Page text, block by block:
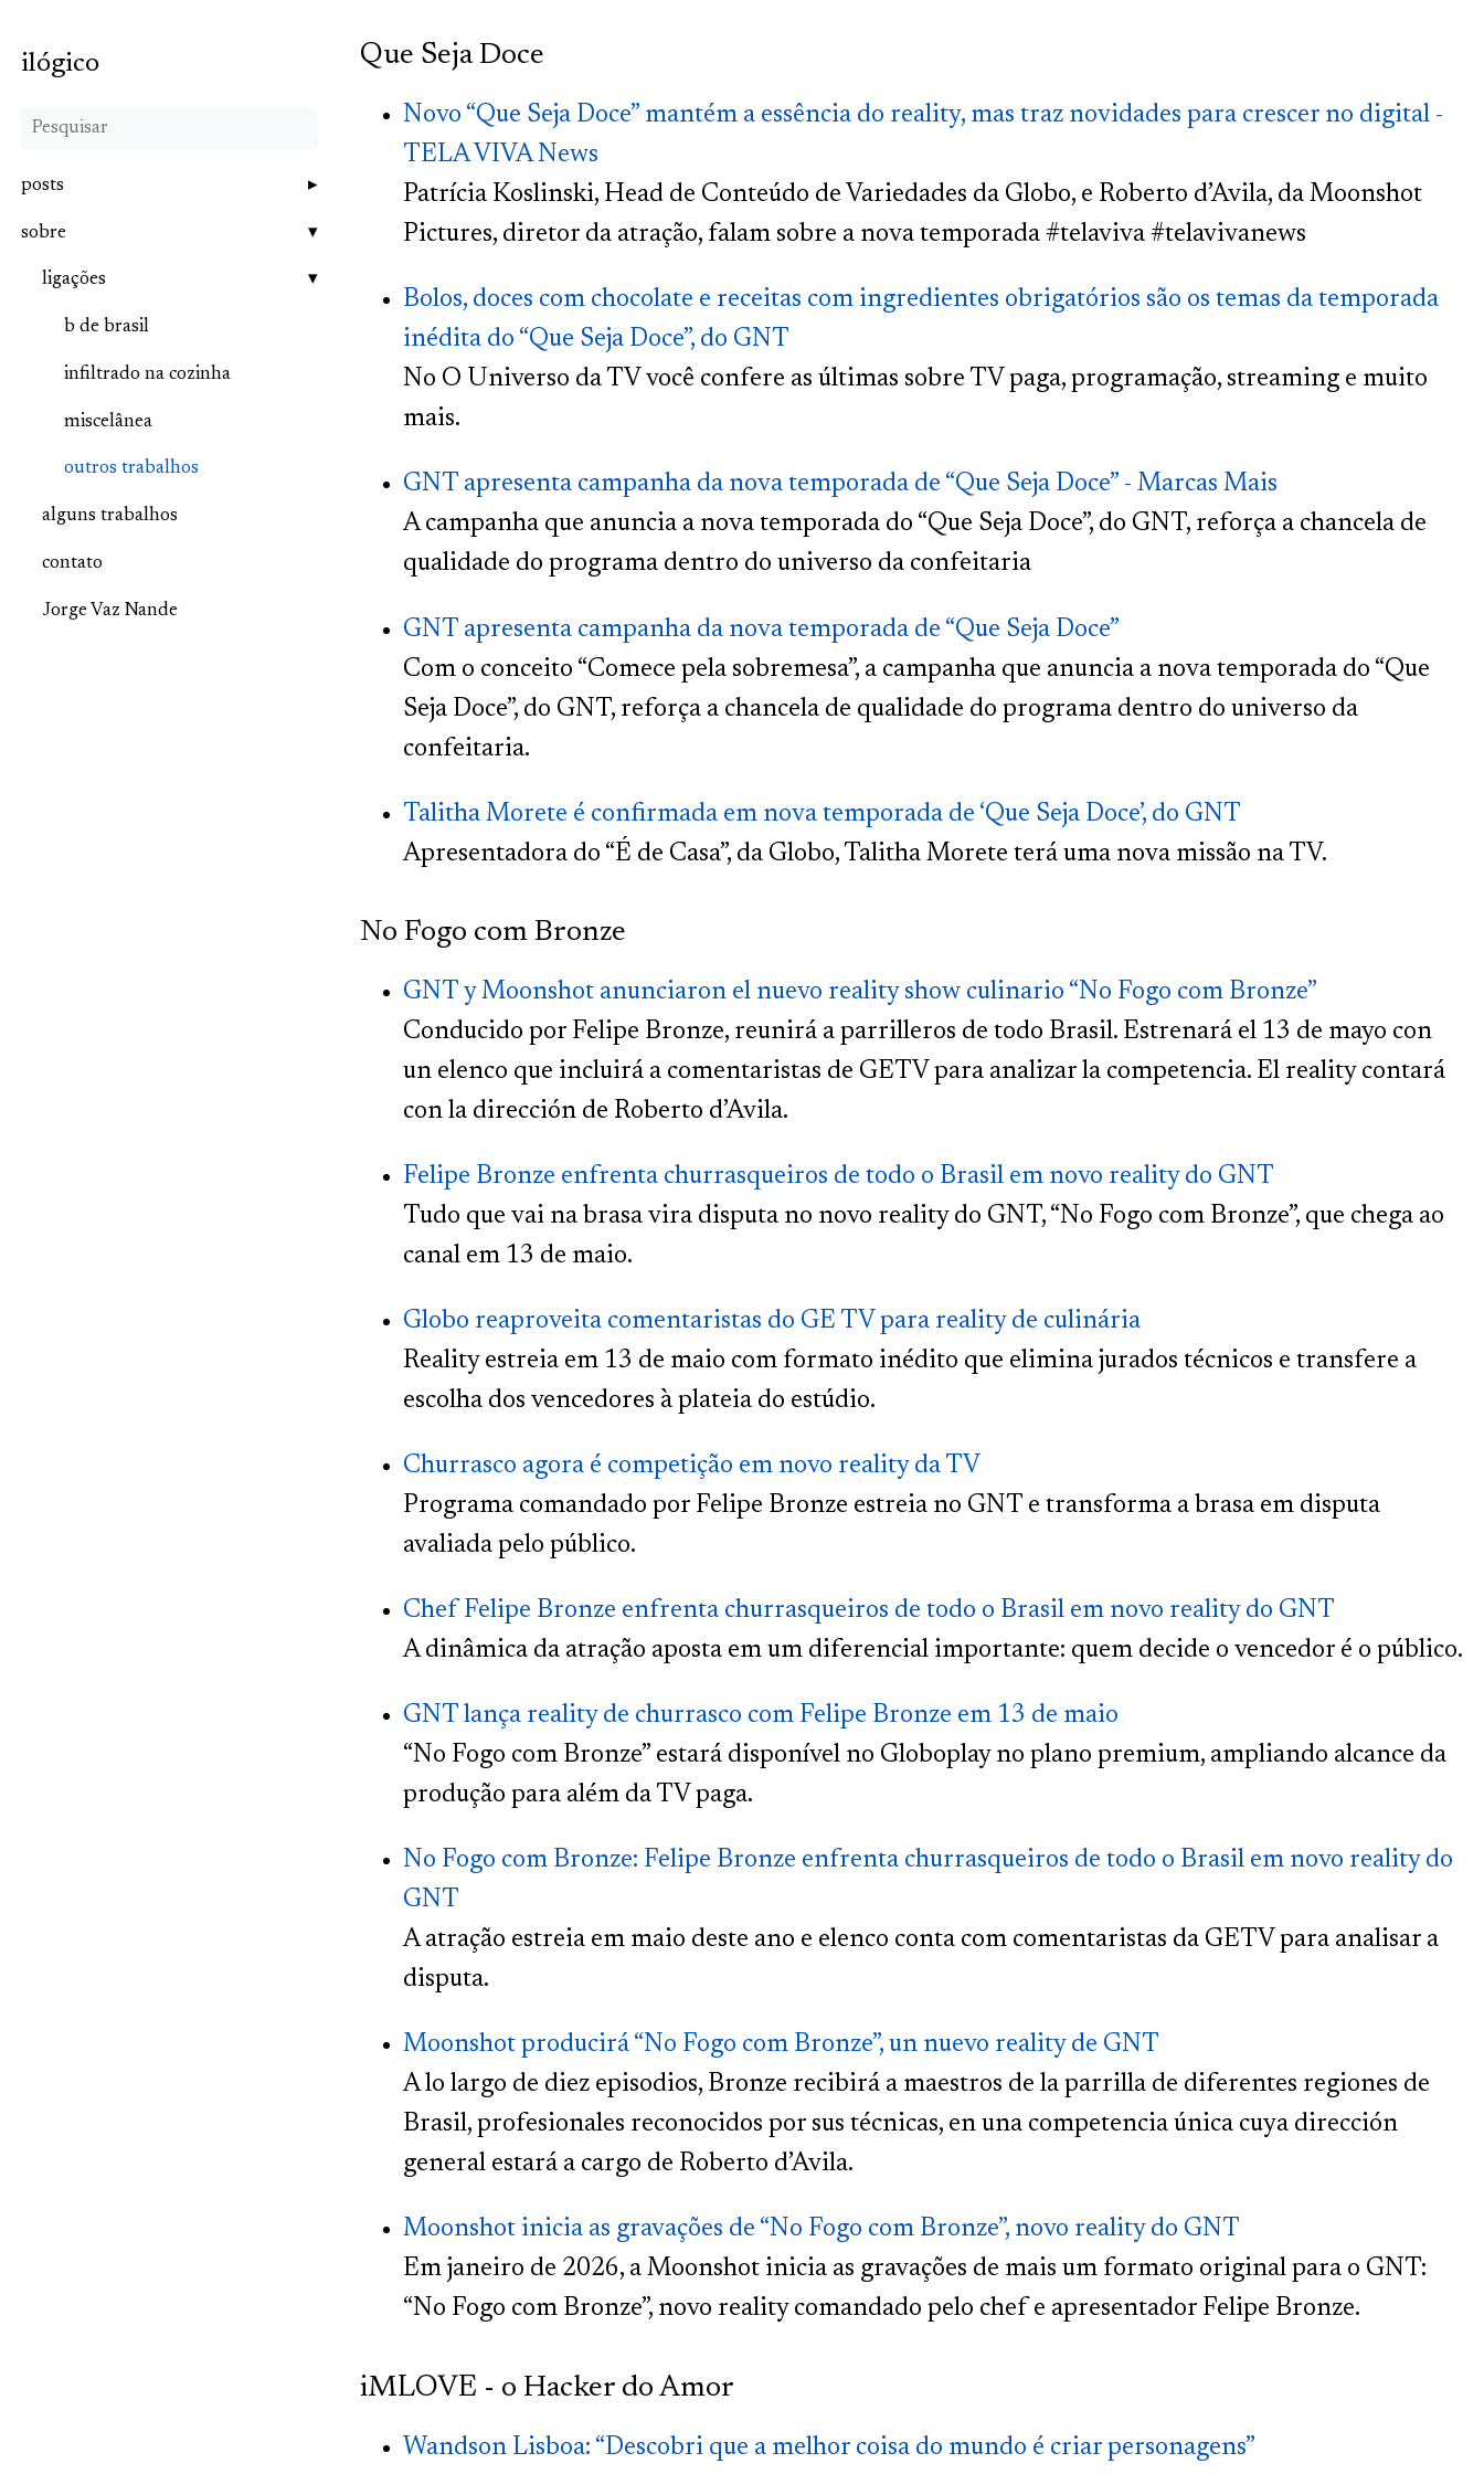
ilógico
posts
sobre
ligações
b de brasil
infiltrado na cozinha
miscelânea
outros trabalhos
alguns trabalhos
contato
Jorge Vaz Nande
Que Seja Doce
Novo “Que Seja Doce” mantém a essência do reality, mas traz novidades para crescer no digital -
TELA VIVA News
Patrícia Koslinski, Head de Conteúdo de Variedades da Globo, e Roberto d’Avila, da Moonshot
Pictures, diretor da atração, falam sobre a nova temporada #telaviva #telavivanews
Bolos, doces com chocolate e receitas com ingredientes obrigatórios são os temas da temporada
inédita do “Que Seja Doce”, do GNT
No O Universo da TV você confere as últimas sobre TV paga, programação, streaming e muito
mais.
GNT apresenta campanha da nova temporada de “Que Seja Doce” - Marcas Mais
A campanha que anuncia a nova temporada do “Que Seja Doce”, do GNT, reforça a chancela de
qualidade do programa dentro do universo da confeitaria
GNT apresenta campanha da nova temporada de “Que Seja Doce”
Com o conceito “Comece pela sobremesa”, a campanha que anuncia a nova temporada do “Que
Seja Doce”, do GNT, reforça a chancela de qualidade do programa dentro do universo da
confeitaria.
Talitha Morete é confirmada em nova temporada de ‘Que Seja Doce’, do GNT
Apresentadora do “É de Casa”, da Globo, Talitha Morete terá uma nova missão na TV.
No Fogo com Bronze
GNT y Moonshot anunciaron el nuevo reality show culinario “No Fogo com Bronze”
Conducido por Felipe Bronze, reunirá a parrilleros de todo Brasil. Estrenará el 13 de mayo con
un elenco que incluirá a comentaristas de GETV para analizar la competencia. El reality contará
con la dirección de Roberto d’Avila.
Felipe Bronze enfrenta churrasqueiros de todo o Brasil em novo reality do GNT
Tudo que vai na brasa vira disputa no novo reality do GNT, “No Fogo com Bronze”, que chega ao
canal em 13 de maio.
Globo reaproveita comentaristas do GE TV para reality de culinária
Reality estreia em 13 de maio com formato inédito que elimina jurados técnicos e transfere a
escolha dos vencedores à plateia do estúdio.
Churrasco agora é competição em novo reality da TV
Programa comandado por Felipe Bronze estreia no GNT e transforma a brasa em disputa
avaliada pelo público.
Chef Felipe Bronze enfrenta churrasqueiros de todo o Brasil em novo reality do GNT
A dinâmica da atração aposta em um diferencial importante: quem decide o vencedor é o público.
GNT lança reality de churrasco com Felipe Bronze em 13 de maio
“No Fogo com Bronze” estará disponível no Globoplay no plano premium, ampliando alcance da
produção para além da TV paga.
No Fogo com Bronze: Felipe Bronze enfrenta churrasqueiros de todo o Brasil em novo reality do
GNT
A atração estreia em maio deste ano e elenco conta com comentaristas da GETV para analisar a
disputa.
Moonshot producirá “No Fogo com Bronze”, un nuevo reality de GNT
A lo largo de diez episodios, Bronze recibirá a maestros de la parrilla de diferentes regiones de
Brasil, profesionales reconocidos por sus técnicas, en una competencia única cuya dirección
general estará a cargo de Roberto d’Avila.
Moonshot inicia as gravações de “No Fogo com Bronze”, novo reality do GNT
Em janeiro de 2026, a Moonshot inicia as gravações de mais um formato original para o GNT:
“No Fogo com Bronze”, novo reality comandado pelo chef e apresentador Felipe Bronze.
iMLOVE - o Hacker do Amor
Wandson Lisboa: “Descobri que a melhor coisa do mundo é criar personagens”